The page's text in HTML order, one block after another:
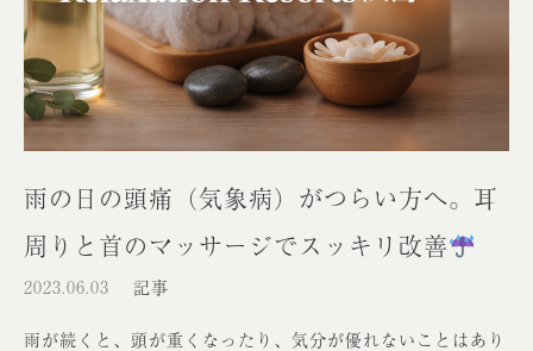
雨の日の頭痛（気象病）がつらい方へ。耳
周りと首のマッサージでスッキリ改善
2023.06.03 記事
雨が続くと、頭が重くなったり、気分が優れないことはあり